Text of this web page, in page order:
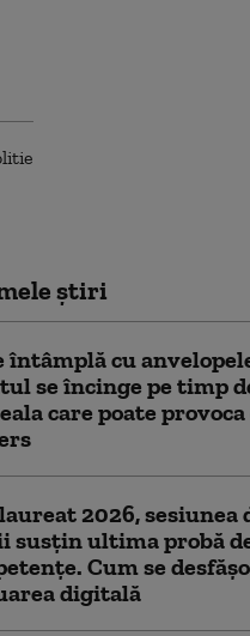
știri
întâmplă cu
se încinge pe timp
care poate
2026, sesiunea
susțin ultima probă
Cum se
digitală